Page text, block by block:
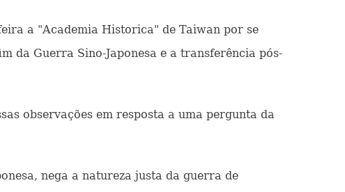
a "Academia Historica" de Taiwan por se
da Guerra Sino-Japonesa e a transferência pós-
observações em resposta a uma pergunta da
nega a natureza justa da guerra de